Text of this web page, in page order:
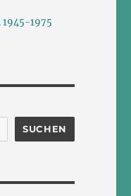
1975
SUCHEN